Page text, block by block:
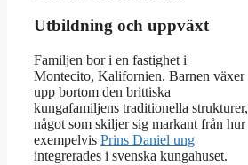
Utbildning och uppväxt
Familjen bor i en fastighet i
Montecito, Kalifornien. Barnen växer
upp bortom den brittiska
kungafamiljens traditionella strukturer,
något som skiljer sig markant från hur
exempelvis Prins Daniel ung
integrerades i svenska kungahuset.